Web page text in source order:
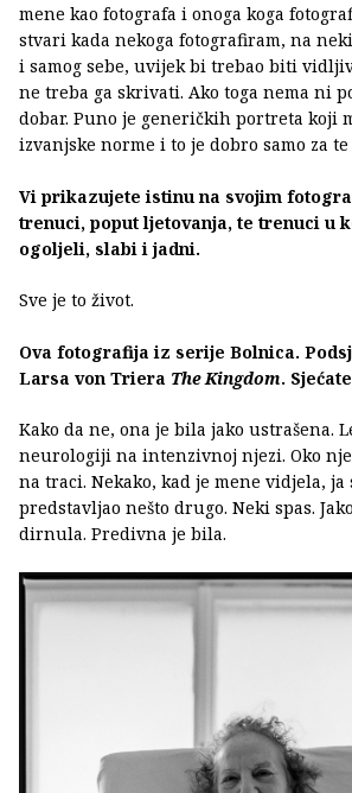
mene kao fotografa i onoga koga
stvari kada nekoga fotografiram, na
i samog sebe, uvijek bi trebao biti
ne treba ga skrivati. Ako toga nema ni
dobar. Puno je generičkih portreta koji
izvanjske norme i to je dobro samo za
Vi prikazujete istinu na svojim
trenuci, poput ljetovanja, te trenuci u
ogoljeli, slabi i jadni.
Sve je to život.
Ova fotografija iz serije Bolnica.
Larsa von Triera The Kingdom.
Kako da ne, ona je bila jako ustrašena.
neurologiji na intenzivnoj njezi. Oko
na traci. Nekako, kad je mene vidjela, ja
predstavljao nešto drugo. Neki spas.
dirnula. Predivna je bila.